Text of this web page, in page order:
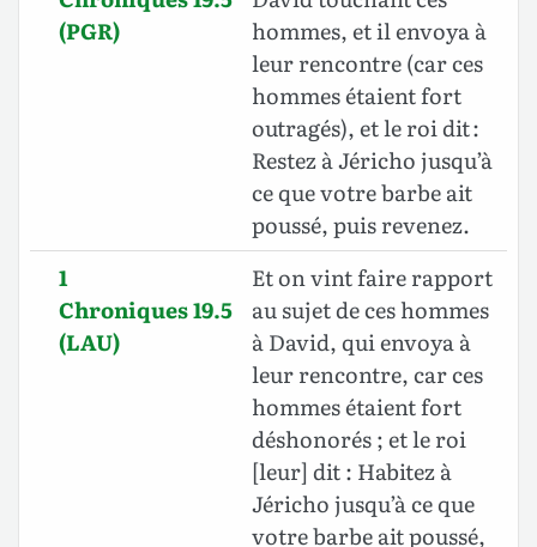
(PGR)
hommes, et il envoya à
leur rencontre (car ces
hommes étaient fort
outragés), et le roi dit :
Restez à Jéricho jusqu’à
ce que votre barbe ait
poussé, puis revenez.
1
Chroniques 19.5
(LAU)
Et on vint faire rapport
au sujet de ces hommes
à David, qui envoya à
leur rencontre, car ces
hommes étaient fort
déshonorés ; et le roi
[leur] dit : Habitez à
Jéricho jusqu’à ce que
votre barbe ait poussé,